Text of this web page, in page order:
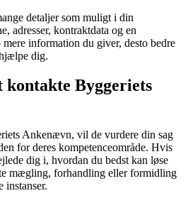
detaljer som muligt i din
adresser, kontraktdata og en
information du giver, desto bedre
dig.
kontakte Byggeriets
Ankenævn, vil de vurdere din sag
for deres kompetenceområde. Hvis
dig i, hvordan du bedst kan løse
mægling, forhandling eller formidling
instanser.